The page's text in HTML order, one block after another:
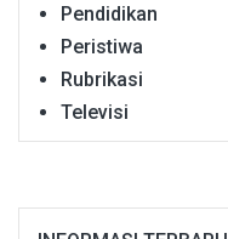
Pendidikan
Peristiwa
Rubrikasi
Televisi